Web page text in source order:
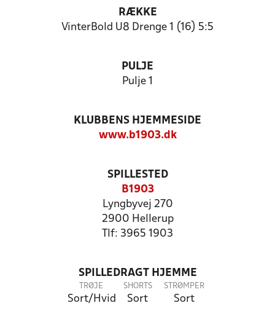
RÆKKE
VinterBold U8 Drenge 1 (16) 5:5
PULJE
Pulje 1
KLUBBENS HJEMMESIDE
www.b1903.dk
SPILLESTED
B1903
Lyngbyvej 270
2900 Hellerup
Tlf: 3965 1903
SPILLEDRAGT HJEMME
TRØJE
Sort/Hvid
SHORTS
Sort
STRØMPER
Sort